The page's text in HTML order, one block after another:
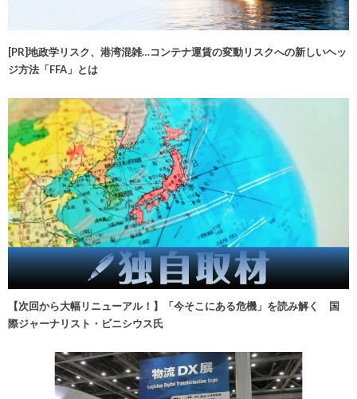
[PR]地政学リスク、港湾混雑…コンテナ運賃の変動リスクへの新しいヘッ
ジ方法「FFA」とは
【次回から大幅リニューアル！】「今そこにある危機」を読み解く 国
際ジャーナリスト・ビニシウス氏